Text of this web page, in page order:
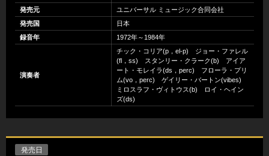
発売元
ユニバーサル ミュージック合同会社
発売国
日本
録音年
1972年～1984年
演奏者
チック・コリア(p，el-p) ジョー・ファレル
(fl，ss) スタンリー・クラーク(b) アイア
ート・モレイラ(ds，perc) フローラ・プリ
ム(vo，perc) ゲイリー・バートン(vibes)
ミロスラフ・ヴィトウス(b) ロイ・ヘイン
ズ(ds)
発売日